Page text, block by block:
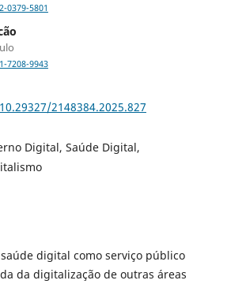
0379-5801
7208-9943
2148384.2025.827
Digital, Saúde Digital,
digital como serviço público
da digitalização de outras áreas